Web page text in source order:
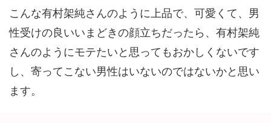
こんな有村架純さんのように上品で、可愛くて、男
性受けの良いいまどきの顔立ちだったら、有村架純
さんのようにモテたいと思ってもおかしくないです
し、寄ってこない男性はいないのではないかと思い
ます。